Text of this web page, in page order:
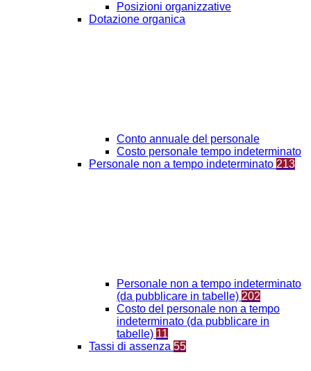
Posizioni organizzative
Dotazione organica
Conto annuale del personale
Costo personale tempo indeterminato
Personale non a tempo indeterminato 213
Personale non a tempo indeterminato
(da pubblicare in tabelle) 202
Costo del personale non a tempo
indeterminato (da pubblicare in
tabelle) 11
Tassi di assenza 55